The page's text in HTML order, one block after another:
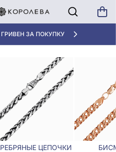
ЗА ПОКУПКУ
Морской якорь
ЯКОРЬ
ЦЕПОЧКИ